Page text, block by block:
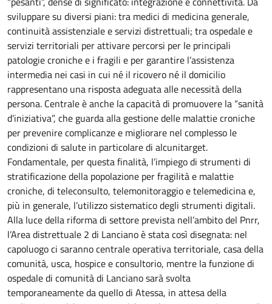
sviluppare su diversi piani: tra medici di medicina generale,
continuità assistenziale e servizi distrettuali; tra ospedale e
servizi territoriali per attivare percorsi per le principali
patologie croniche e i fragili e per garantire l’assistenza
intermedia nei casi in cui né il ricovero né il domicilio
rappresentano una risposta adeguata alle necessità della
persona. Centrale è anche la capacità di promuovere la “sanità
d’iniziativa”, che guarda alla gestione delle malattie croniche
per prevenire complicanze e migliorare nel complesso le
condizioni di salute in particolare di alcunitarget.
Fondamentale, per questa finalità, l’impiego di strumenti di
stratificazione della popolazione per fragilità e malattie
croniche, di teleconsulto, telemonitoraggio e telemedicina e,
più in generale, l’utilizzo sistematico degli strumenti digitali.
Alla luce della riforma di settore prevista nell’ambito del Pnrr,
l’Area distrettuale 2 di Lanciano è stata così disegnata: nel
capoluogo ci saranno centrale operativa territoriale, casa della
comunità, usca, hospice e consultorio, mentre la funzione di
ospedale di comunità di Lanciano sarà svolta
temporaneamente da quello di Atessa, in attesa della